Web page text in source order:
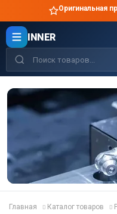
Оригинальная
INNER
Главная Каталог товаров